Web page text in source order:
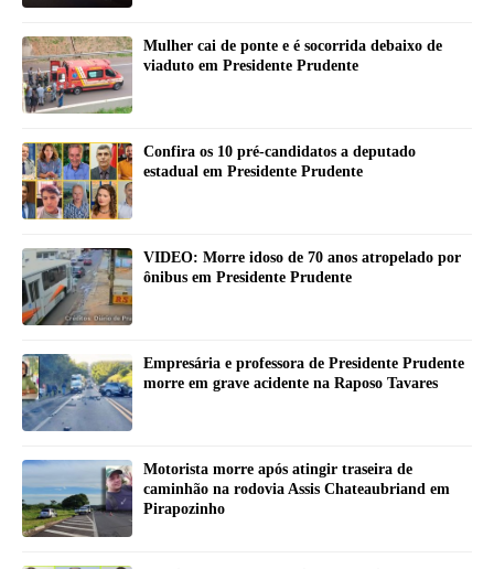
Mulher cai de ponte e é socorrida debaixo de
viaduto em Presidente Prudente
Confira os 10 pré-candidatos a deputado
estadual em Presidente Prudente
VIDEO: Morre idoso de 70 anos atropelado por
ônibus em Presidente Prudente
Empresária e professora de Presidente Prudente
morre em grave acidente na Raposo Tavares
Motorista morre após atingir traseira de
caminhão na rodovia Assis Chateaubriand em
Pirapozinho